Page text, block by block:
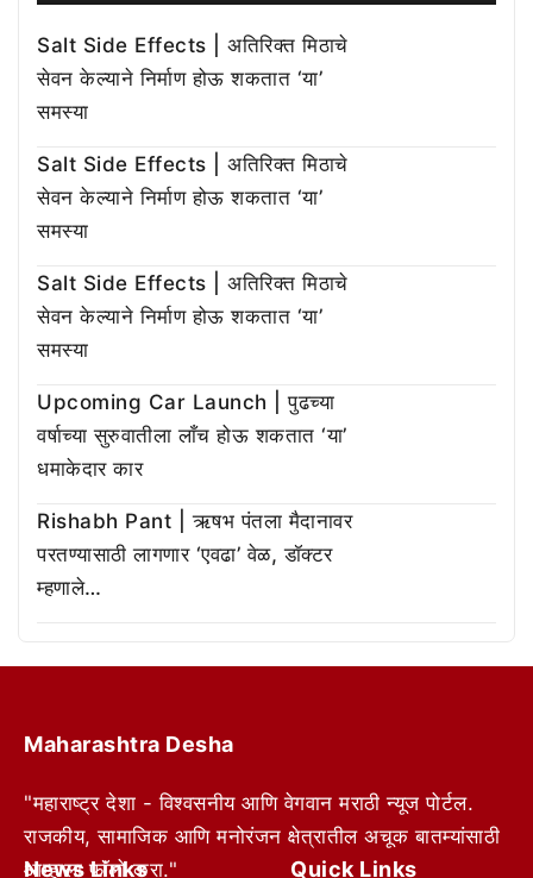
Salt Side Effects | अतिरिक्त मिठाचे
सेवन केल्याने निर्माण होऊ शकतात ‘या’
समस्या
Salt Side Effects | अतिरिक्त मिठाचे
सेवन केल्याने निर्माण होऊ शकतात ‘या’
समस्या
Salt Side Effects | अतिरिक्त मिठाचे
सेवन केल्याने निर्माण होऊ शकतात ‘या’
समस्या
Upcoming Car Launch | पुढच्या
वर्षाच्या सुरुवातीला लाँच होऊ शकतात ‘या’
धमाकेदार कार
Rishabh Pant | ऋषभ पंतला मैदानावर
परतण्यासाठी लागणार ‘एवढा’ वेळ, डॉक्टर
म्हणाले…
Maharashtra Desha
"महाराष्ट्र देशा - विश्वसनीय आणि वेगवान मराठी न्यूज पोर्टल.
राजकीय, सामाजिक आणि मनोरंजन क्षेत्रातील अचूक बातम्यांसाठी
आम्हाला फॉलो करा."
News Links Quick Links